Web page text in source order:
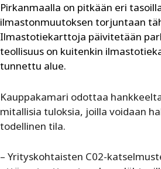
Pirkanmaalla on pitkään eri
ilmastonmuutoksen torjuntaan
Ilmastotiekarttoja päivitetään
teollisuus on kuitenkin
tunnettu alue.
Kauppakamari odottaa
mitallisia tuloksia, joilla voidaan
todellinen tila.
– Yrityskohtaisten C02-